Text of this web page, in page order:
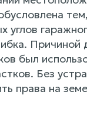
был
Без
права на